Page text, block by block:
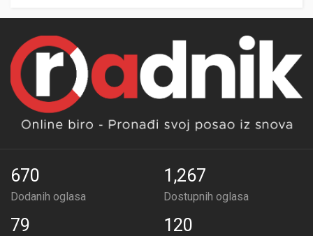
670
Dodanih oglasa
1,267
Dostupnih oglasa
79 120